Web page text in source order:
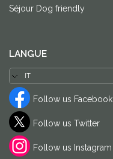
Séjour Dog friendly
LANGUE
Follow us Facebook
Follow us Twitter
Follow us Instagram